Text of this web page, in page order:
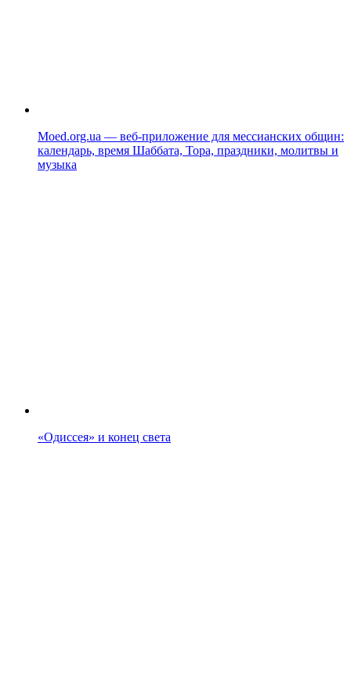
Moed.org.ua — веб-приложение для мессианских общин:
календарь, время Шаббата, Тора, праздники, молитвы и
музыка
«Одиссея» и конец света